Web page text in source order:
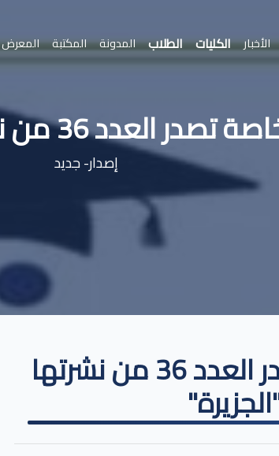
الأخبار الكليات الطلاب المدونة المكتبة المعرض
نشرتها الإلكترونية "الجزيرة"
إصدار- جديد
جامعة الجزيرة الخاصة تصدر العدد 36 من نشرتها